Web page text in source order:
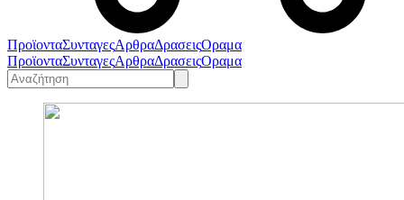
ΠροϊονταΣυνταγεςΑρθραΔρασειςΟραμα
ΠροϊονταΣυνταγεςΑρθραΔρασειςΟραμα